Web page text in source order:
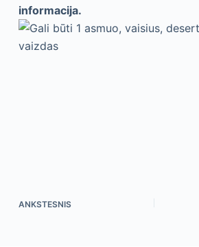
informacija.
ANKSTESNIS